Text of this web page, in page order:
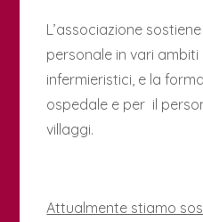
L’associazione
personale in vari ambiti
infermieristici, e la
ospedale e per il
villaggi.
Attualmente stiamo